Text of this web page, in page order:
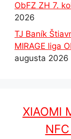
ObFZ ZH 7.
2026
TJ Baník
MIRAGE liga
augusta 2026
XIAOMI